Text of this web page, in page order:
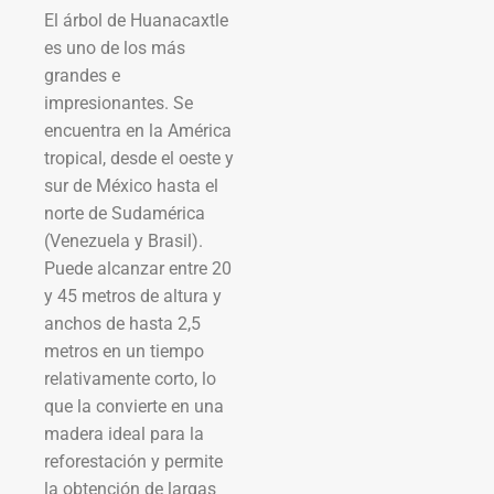
El árbol de Huanacaxtle
es uno de los más
grandes e
impresionantes. Se
encuentra en la América
tropical, desde el oeste y
sur de México hasta el
norte de Sudamérica
(Venezuela y Brasil).
Puede alcanzar entre 20
y 45 metros de altura y
anchos de hasta 2,5
metros en un tiempo
relativamente corto, lo
que la convierte en una
madera ideal para la
reforestación y permite
la obtención de largas